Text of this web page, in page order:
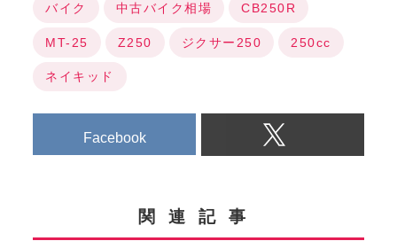
バイク 中古バイク相場 CB250R
MT-25 Z250 ジクサー250 250cc
ネイキッド
Facebook
関連記事